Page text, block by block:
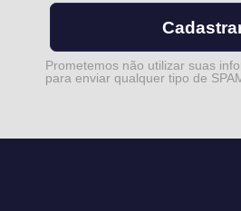
Prometemos não utilizar suas
para enviar qualquer tipo de